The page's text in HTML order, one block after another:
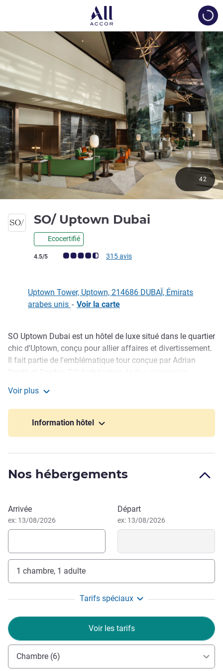
SO/ Uptown Dubai
Ecocertifié
Note Avis clients (Note ALL)
4.5/5 315 avis
42
Uptown Tower, Uptown, 214686 DUBAÏ, Émirats
arabes unis - Voir la carte
Description
SO Uptown Dubai est un hôtel de luxe situé dans le quartier
chic d'Uptown, conçu pour allier affaires et divertissement.
Il fait partie de l'emblématique tour conçue par Adrian
Dubai compte 188 chambres, une grande salle de bal, des
salles de réunion, un spa, une piscine et des restaurants
haut de gamme. Proche de la marina de Dubaï, JBR et JLT,
Le quartier se trouve dans un rayon de 3-4 km des
Dubaï, Jumeirah Beach Residences (JBR), Palm Jumeirah
Voir plus
Information hôtel
Nos hébergements
Réserver cet hôtel
Arrivée
ex: 13/08/2026
Départ
ex: 13/08/2026
1 chambre, 1 adulte
Tarifs spéciaux
Voir les tarifs
Chambre (6)